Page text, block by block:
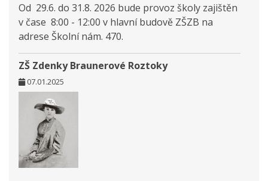
Od 29.6. do 31.8. 2026 bude provoz školy zajištěn
v čase 8:00 - 12:00 v hlavní budově ZŠZB na
adrese Školní nám. 470.
ZŠ Zdenky Braunerové Roztoky
07.01.2025